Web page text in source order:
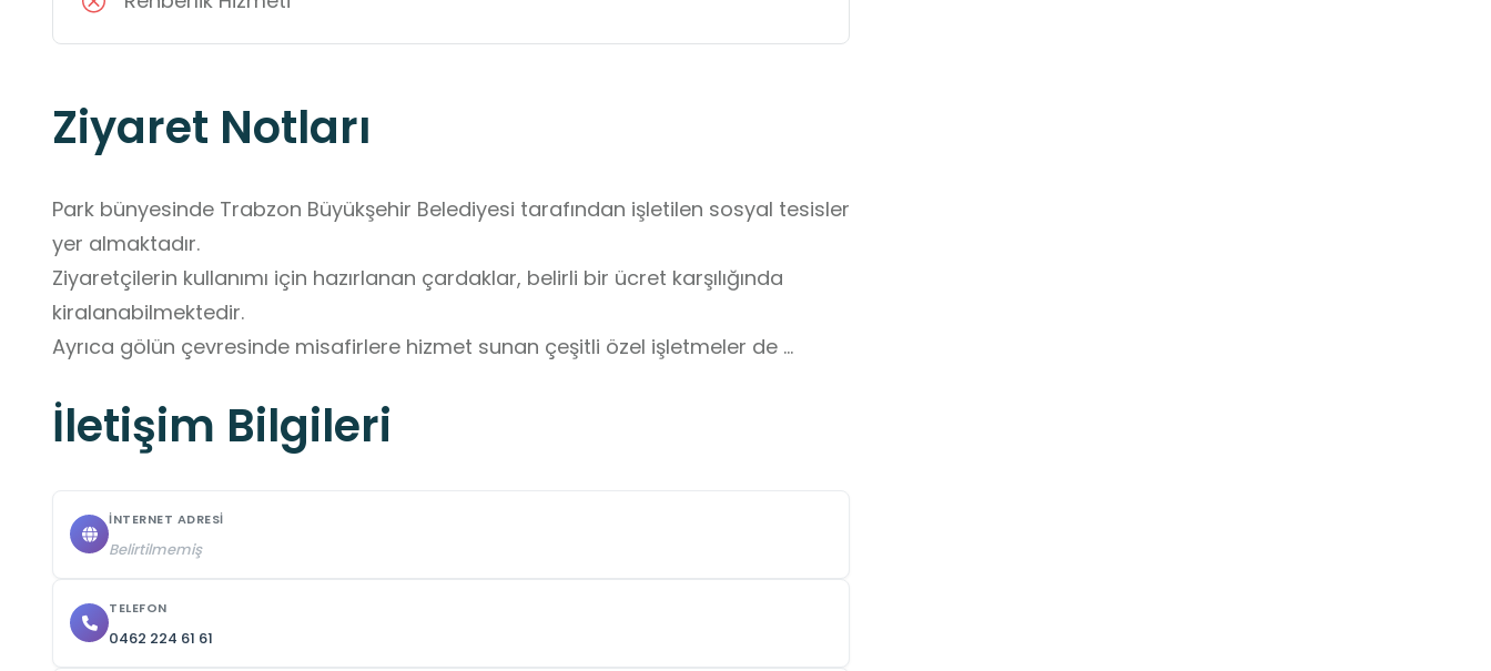
Ziyaret Notları
Park bünyesinde Trabzon Büyükşehir Belediyesi tarafından işletilen sosyal tesisler
yer almaktadır.
Ziyaretçilerin kullanımı için hazırlanan çardaklar, belirli bir ücret karşılığında
kiralanabilmektedir.
Ayrıca gölün çevresinde misafirlere hizmet sunan çeşitli özel işletmeler de
İletişim Bilgileri
İNTERNET ADRESI
Belirtilmemiş
TELEFON
0462 224 61 61